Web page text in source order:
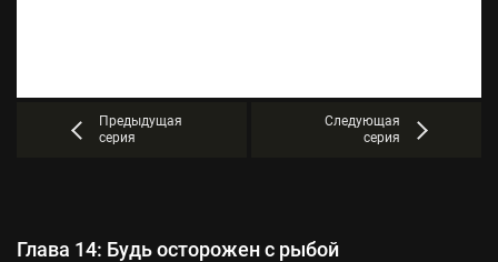
Предыдущая
серия
Следующая
серия
Глава 14: Будь осторожен с рыбой